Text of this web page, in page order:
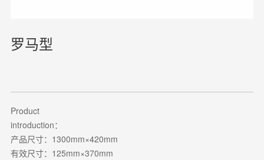
罗马型
Product
introduction：
产品尺寸：1300mm×420mm
有效尺寸：125mm×370mm